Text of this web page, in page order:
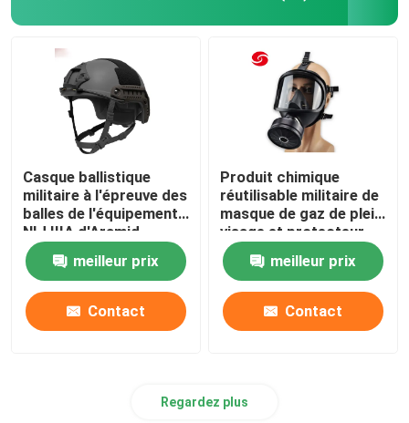
Anti équipement de la police anti-émeute
Équipement militaire tactique
Headwear tactique militaire
Véhicules blindés militaires
Équipement électrique
Casque ballistique
militaire à l'épreuve des
balles de l'équipement
NIJ IIIA d'Aramid
meilleur prix
Contact
Produit chimique
réutilisable militaire de
masque de gaz de plein
visage et protecteur
biologique
meilleur prix
Contact
Regardez plus